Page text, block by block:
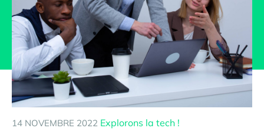
14 NOVEMBRE 2022 Explorons la tech !